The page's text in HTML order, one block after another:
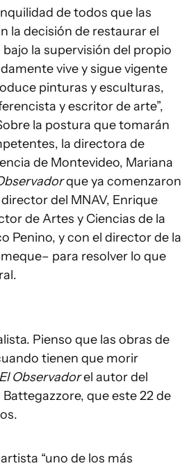
de todos que las
la decisión de restaurar el
la supervisión del propio
vive y sigue vigente
pinturas y esculturas,
y escritor de arte”,
la postura que tomarán
la directora de
de Montevideo, Mariana
que ya comenzaron
del MNAV, Enrique
de Artes y Ciencias de la
Penino, y con el director de la
para resolver lo que
Pienso que las obras de
tienen que morir
El Observadorel autor del
que este 22 de
“uno de los más